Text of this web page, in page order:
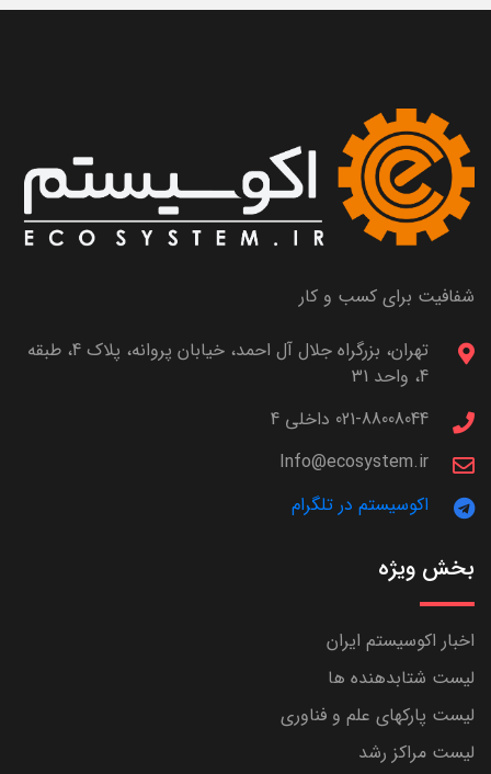
شفافیت برای کسب و کار
تهران، بزرگراه جلال آل احمد، خیابان پروانه، پلاک 4، طبقه
4، واحد 31
021-88008044 داخلی 4
Info@ecosystem.ir
اکوسیستم در تلگرام
بخش ویژه
اخبار اکوسیستم ایران
لیست شتابدهنده ها
لیست پارکهای علم و فناوری
لیست مراکز رشد